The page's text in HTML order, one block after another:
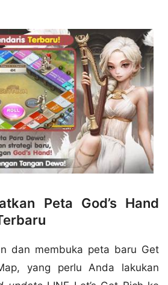
Peta God’s Hand
dan membuka peta baru Get
yang perlu Anda lakukan